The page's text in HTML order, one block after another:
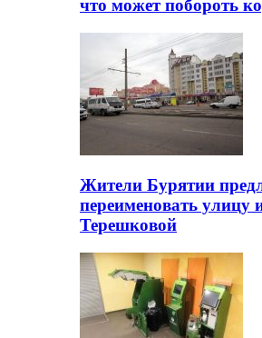
что может побороть
Жители Бурятии
переименовать улицу
Терешковой